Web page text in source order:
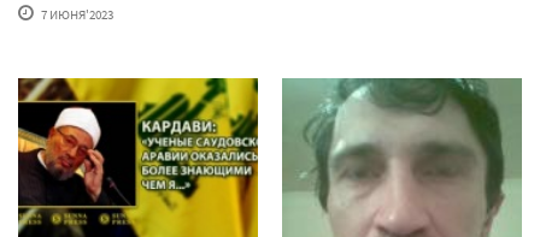
7 ИЮНЯ'2023